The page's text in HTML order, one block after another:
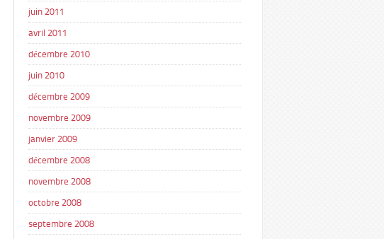
juin 2011
avril 2011
décembre 2010
juin 2010
décembre 2009
novembre 2009
janvier 2009
décembre 2008
novembre 2008
octobre 2008
septembre 2008